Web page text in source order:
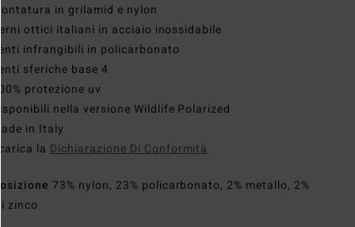
in grilamid e nylon
ottici italiani in acciaio inossidabile
infrangibili in policarbonato
sferiche base 4
protezione uv
nella versione Wildlife Polarized
in Italy
la Dichiarazione Di Conformità
73% nylon, 23% policarbonato, 2% metallo, 2%
zinco